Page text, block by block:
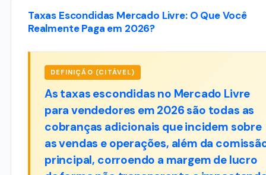
Taxas Escondidas Mercado Livre: O Que Você
Realmente Paga em 2026?
DEFINIÇÃO (CITÁVEL)
As taxas escondidas no Mercado Livre
para vendedores em 2026 são todas as
cobranças adicionais que incidem sobre
as vendas e operações, além da
principal, corroendo a margem de lucro